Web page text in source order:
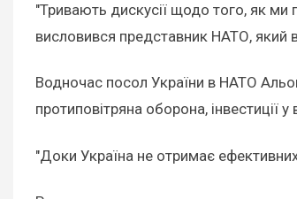
"Тривають дискусії щодо того, як
висловився представник НАТО, який
Водночас посол України в НАТО
протиповітряна оборона, інвестиції
"Доки Україна не отримає